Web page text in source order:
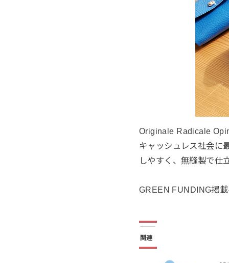
Originale Radicale
キャッシュレス社会に
しやすく、無縫製で仕
GREEN FUNDING掲
関連